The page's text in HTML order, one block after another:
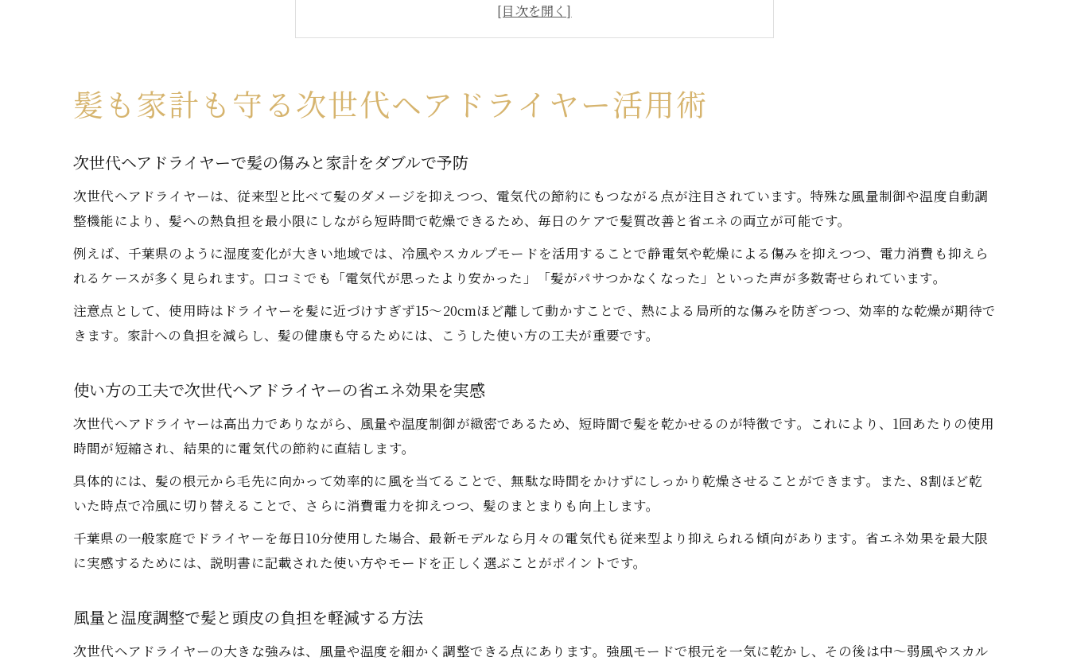
風量と温度調整で髪と頭皮の負担を軽減する方法
時短にも繋がる次世代ヘアドライヤーの実践ポイント
ヘアオイルの正しい使い方と仕上がりの違い
次世代ヘアドライヤーを活かすヘアオイルのベストタイミング
毛先中心に塗るヘアオイルと次世代ヘアドライヤーの相性
ヘアオイル量の調整で次世代ヘアドライヤーの効果を最大化
仕上がり重視のヘアオイルと次世代ヘアドライヤー活用法
電気代からみる次世代ヘアドライヤーの実力
次世代ヘアドライヤーは電気代も節約できるのが魅力
毎日10分使用時の電気代を理論的にチェック
強風・弱風で変わる次世代ヘアドライヤーの電気代比較
家計を守るための次世代ヘアドライヤー選びのポイント
スカルプモードを使いこなして頭皮ケアを実践
次世代ヘアドライヤーのスカルプモードで頭皮環境を整える
スカルプモードの最適な使いどころと実践手順
頭皮ケア重視の方必見のスカルプモード活用法
スカルプモード使用でフケやかゆみ対策を強化する
髪と頭皮を守る次世代ヘアドライヤーのスカルプメソッド
次世代ヘアドライヤーで実践する8割乾燥の意味とは
8割乾燥のタイミングと髪の水分保持のポイント
髪も家計も守る次世代ヘアドライヤー活用術
次世代ヘアドライヤーで髪の傷みと家計をダブルで予防
次世代ヘアドライヤーは、従来型と比べて髪のダメージを抑えつつ、電気代の節約にもつながる点が注目されています。特殊な風量制御や温度自動調
整機能により、髪への熱負担を最小限にしながら短時間で乾燥できるため、毎日のケアで髪質改善と省エネの両立が可能です。
例えば、千葉県のように湿度変化が大きい地域では、冷風やスカルプモードを活用することで静電気や乾燥による傷みを抑えつつ、電力消費も抑えら
れるケースが多く見られます。口コミでも「電気代が思ったより安かった」「髪がパサつかなくなった」といった声が多数寄せられています。
注意点として、使用時はドライヤーを髪に近づけすぎず15〜20cmほど離して動かすことで、熱による局所的な傷みを防ぎつつ、効率的な乾燥が期待で
きます。家計への負担を減らし、髪の健康も守るためには、こうした使い方の工夫が重要です。
使い方の工夫で次世代ヘアドライヤーの省エネ効果を実感
次世代ヘアドライヤーは高出力でありながら、風量や温度制御が緻密であるため、短時間で髪を乾かせるのが特徴です。これにより、1回あたりの使用
時間が短縮され、結果的に電気代の節約に直結します。
具体的には、髪の根元から毛先に向かって効率的に風を当てることで、無駄な時間をかけずにしっかり乾燥させることができます。また、8割ほど乾
いた時点で冷風に切り替えることで、さらに消費電力を抑えつつ、髪のまとまりも向上します。
千葉県の一般家庭でドライヤーを毎日10分使用した場合、最新モデルなら月々の電気代も従来型より抑えられる傾向があります。省エネ効果を最大限
に実感するためには、説明書に記載された使い方やモードを正しく選ぶことがポイントです。
風量と温度調整で髪と頭皮の負担を軽減する方法
次世代ヘアドライヤーの大きな強みは、風量や温度を細かく調整できる点にあります。強風モードで根元を一気に乾かし、その後は中〜弱風やスカル